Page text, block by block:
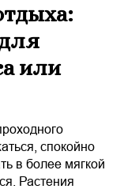
или
спокойно
в более мягкой
Растения